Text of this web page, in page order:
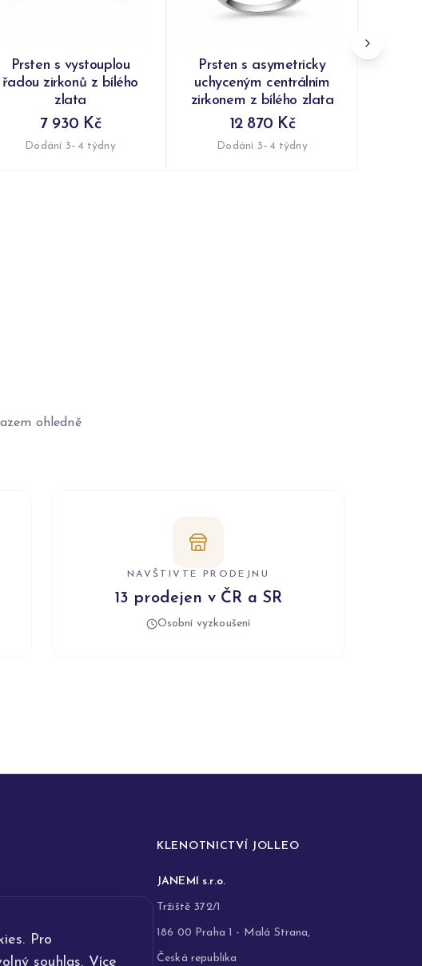
Pro
souhlas. Více
Prsten s vystouplou
řadou zirkonů z bílého
zlata
7 930 Kč
Dodání 3–4 týdny
Prsten s asymetricky
uchyceným centrálním
zirkonem z bílého zlata
12 870 Kč
Dodání 3–4 týdny
ohledně
NAVŠTIVTE PRODEJNU
13 prodejen v ČR a SR
Osobní vyzkoušení
KLENOTNICTVÍ JOLLEO
JANEMI s.r.o.
Tržiště 372/1
186 00 Praha 1 - Malá Strana,
Česká republika